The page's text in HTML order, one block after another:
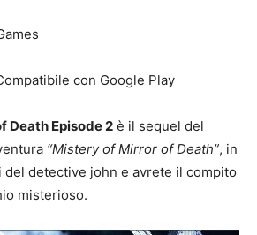
con Google Play
Death Episode 2 è il sequel del
“Mistery of Mirror of Death”, in
detective john e avrete il compito
misterioso.